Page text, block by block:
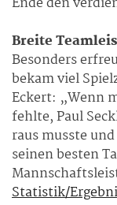
Breite
Besonders
bekam viel
Eckert: „Wenn
fehlte, Paul
raus musste
seinen besten
Statistik/